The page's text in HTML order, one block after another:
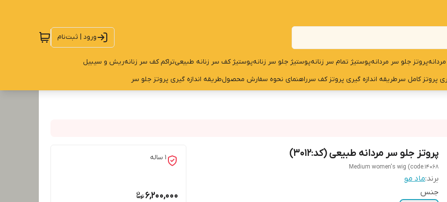
ورود | ثبت‌نام
پروتز جلو سر مردانهپوستیژ تمام سر زنانهپوستیژ جلو سر زنانهپوستیژ کف سر زنانه طبیعیتراکم کف سر زنانهریش و سیبیل
پروتز کامل سرطریقه اندازه گیری پروتز کف سرراهنمای نحوه سفارش محصولطریقه اندازه گیری پروتز جلو سر
پروتز جلو سر مردانه طبیعی (کد:3012)
Medium women's wig (code:14068
برند:ماد مو
جنس
1 ساله
6,200,000